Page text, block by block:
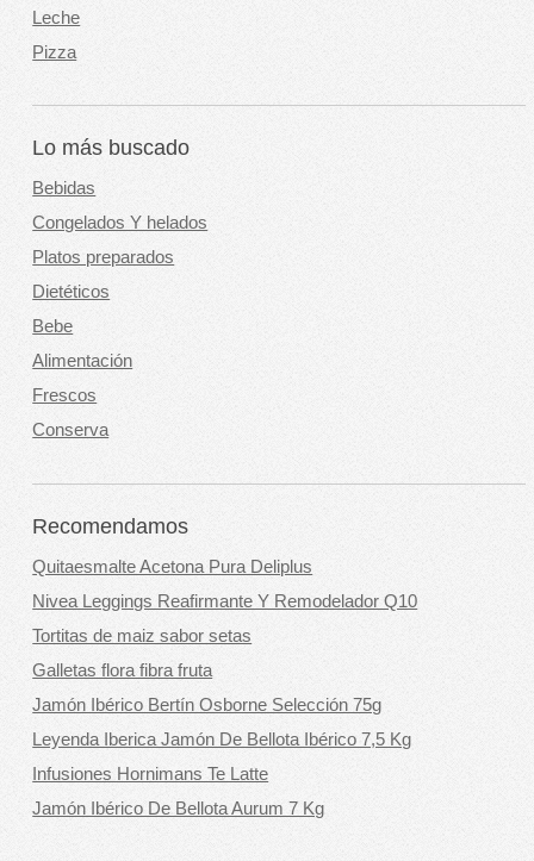
Leche
Pizza
Lo más buscado
Bebidas
Congelados Y helados
Platos preparados
Dietéticos
Bebe
Alimentación
Frescos
Conserva
Recomendamos
Quitaesmalte Acetona Pura Deliplus
Nivea Leggings Reafirmante Y Remodelador Q10
Tortitas de maiz sabor setas
Galletas flora fibra fruta
Jamón Ibérico Bertín Osborne Selección 75g
Leyenda Iberica Jamón De Bellota Ibérico 7,5 Kg
Infusiones Hornimans Te Latte
Jamón Ibérico De Bellota Aurum 7 Kg